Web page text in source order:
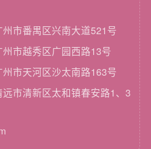
市番禺区兴南大道521号
市越秀区广园西路13号
市天河区沙太南路163号
市清新区太和镇春安路1、3